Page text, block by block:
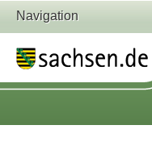
Navigation